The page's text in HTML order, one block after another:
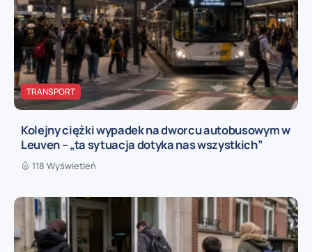
TRANSPORT
Kolejny ciężki wypadek na dworcu autobusowym w
Leuven – „ta sytuacja dotyka nas wszystkich”
118 Wyświetleń